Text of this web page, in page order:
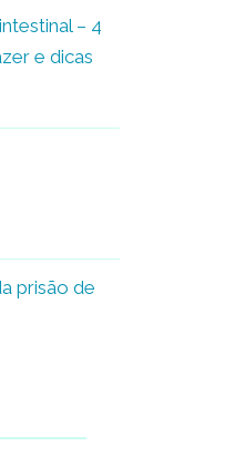
– 4
e dicas
prisão de